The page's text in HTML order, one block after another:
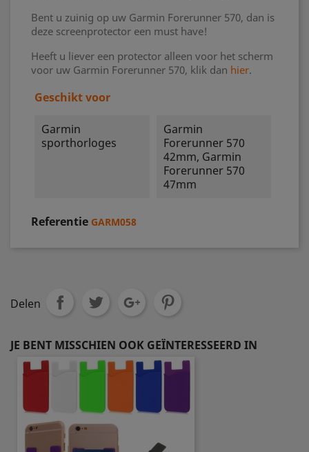
Bent u zuinig op uw Garmin Forerunner 570, dan is
deze screenprotector een must have!
Heeft u liever een protector alleen voor het scherm
voor uw Garmin Forerunner 570, klik dan hier.
Geschikt voor
Garmin
sporthorloges
Garmin
Forerunner 570
42mm, Garmin
Forerunner 570
47mm
Referentie GARM058
Delen
JE BENT MISSCHIEN OOK GEÏNTERESSEERD IN